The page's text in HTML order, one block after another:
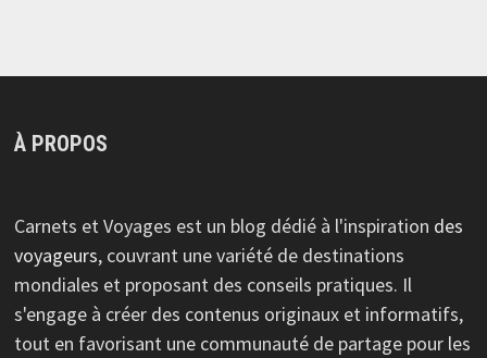
À PROPOS
Carnets et Voyages est un blog dédié à l'inspiration des
voyageurs, couvrant une variété de destinations
mondiales et proposant des conseils pratiques. Il
s'engage à créer des contenus originaux et informatifs,
tout en favorisant une communauté de partage pour les